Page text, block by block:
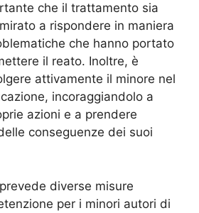
che il trattamento sia
a rispondere in maniera
che hanno portato
il reato. Inoltre, è
attivamente il minore nel
incoraggiandolo a
azioni e a prendere
conseguenze dei suoi
diverse misure
per i minori autori di